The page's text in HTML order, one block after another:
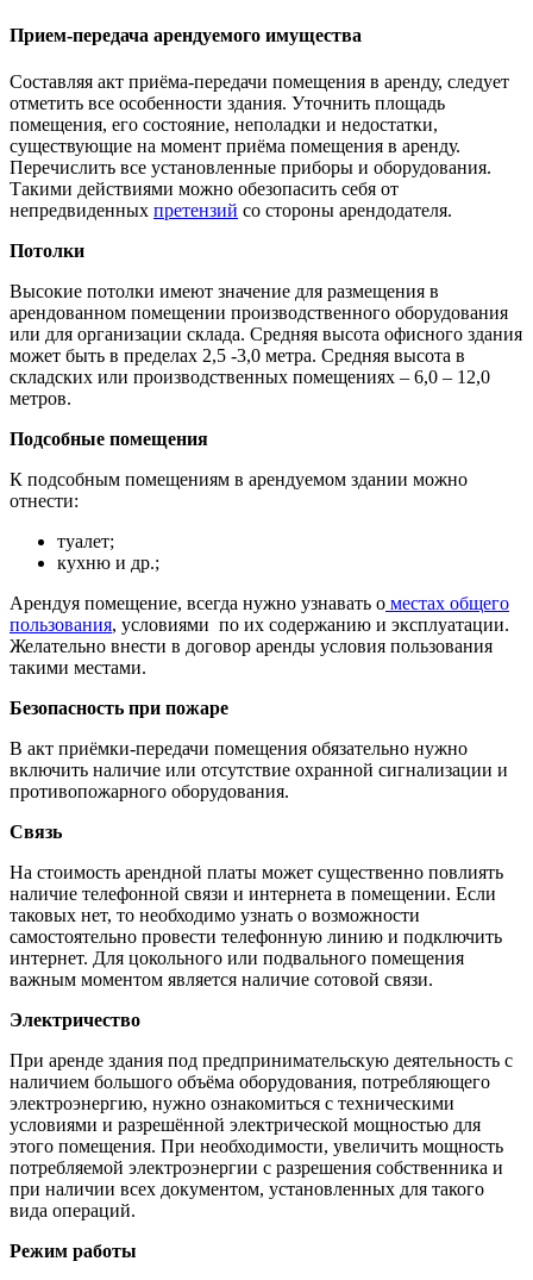
Прием-передача арендуемого имущества
Составляя акт приёма-передачи помещения в аренду, следует
отметить все особенности здания. Уточнить площадь
помещения, его состояние, неполадки и недостатки,
существующие на момент приёма помещения в аренду.
Перечислить все установленные приборы и оборудования.
Такими действиями можно обезопасить себя от
непредвиденных претензий со стороны арендодателя.
Потолки
Высокие потолки имеют значение для размещения в
арендованном помещении производственного оборудования
или для организации склада. Средняя высота офисного здания
может быть в пределах 2,5 -3,0 метра. Средняя высота в
складских или производственных помещениях – 6,0 – 12,0
метров.
Подсобные помещения
К подсобным помещениям в арендуемом здании можно
отнести:
туалет;
кухню и др.;
Арендуя помещение, всегда нужно узнавать о местах общего
пользования, условиями по их содержанию и эксплуатации.
Желательно внести в договор аренды условия пользования
такими местами.
Безопасность при пожаре
В акт приёмки-передачи помещения обязательно нужно
включить наличие или отсутствие охранной сигнализации и
противопожарного оборудования.
Связь
На стоимость арендной платы может существенно повлиять
наличие телефонной связи и интернета в помещении. Если
таковых нет, то необходимо узнать о возможности
самостоятельно провести телефонную линию и подключить
интернет. Для цокольного или подвального помещения
важным моментом является наличие сотовой связи.
Электричество
При аренде здания под предпринимательскую деятельность с
наличием большого объёма оборудования, потребляющего
электроэнергию, нужно ознакомиться с техническими
условиями и разрешённой электрической мощностью для
этого помещения. При необходимости, увеличить мощность
потребляемой электроэнергии с разрешения собственника и
при наличии всех документом, установленных для такого
вида операций.
Режим работы